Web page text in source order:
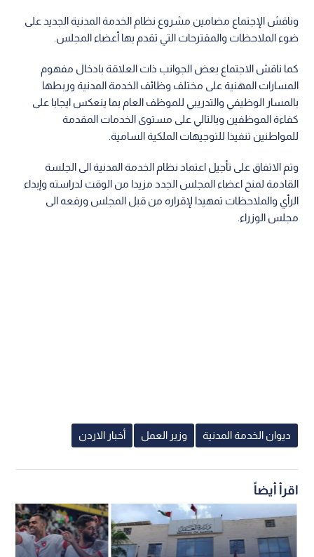
وناقش الإجتماع مضامين مشروع نظام الخدمة المدنية الجديد على
ضوء الملاحظات والمقترحات التي تقدم بها أعضاء المجلس.
كما ناقش الاجتماع بعض الجوانب ذات العلاقة بادخال مفهوم
المسارات المهنية على مختلف وظائف الخدمة المدنية وربطها
بالمسار الوظيفي والتدريبي للموظف العام بما ينعكس ايجابا على
كفاءة الموظفين وبالتالي على مستوى الخدمات المقدمة
للمواطنين تنفيذا للتوجيهات الملكية السامية.
وتم الاتفاق على تأجيل اعتماد نظام الخدمة المدنية الى الجلسة
القادمة لمنح اعضاء المجلس الجدد مزيدا من الوقت لدراسته وإبداء
الرأي والملاحظات تمهيدا لإقراره من قبل المجلس ورفعه الى
مجلس الوزراء.
ديوان الخدمة المدنية وزير العمل أخبار الاردن
اقرأ أيضاً